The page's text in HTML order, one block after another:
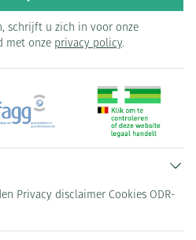
schrijft u zich in voor onze
met onze privacy policy.
Privacy disclaimer Cookies ODR-